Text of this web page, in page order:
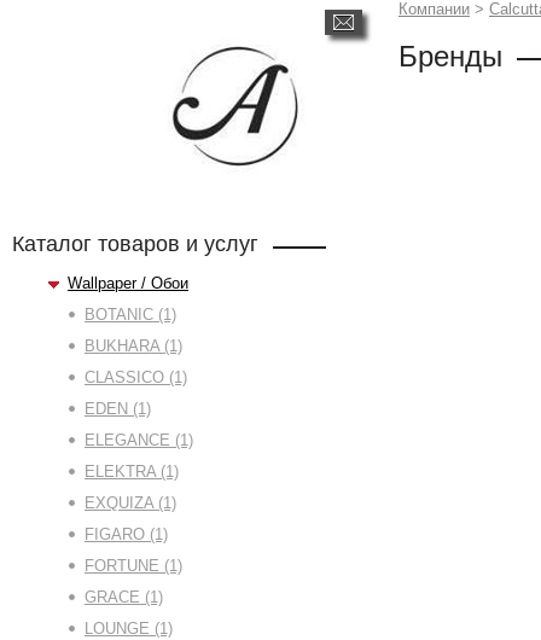
Каталог товаров и услуг
Wallpaper / Обои
BOTANIC (1)
BUKHARA (1)
CLASSICO (1)
EDEN (1)
ELEGANCE (1)
ELEKTRA (1)
EXQUIZA (1)
FIGARO (1)
FORTUNE (1)
GRACE (1)
LOUNGE (1)
Компании >
Бренды